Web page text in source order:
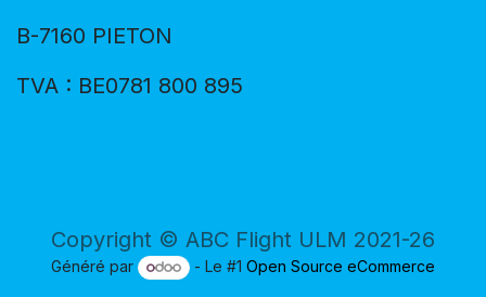
B-7160 PIETON
TVA : BE0781 800 895
Copyright © ABC Flight ULM 2021-26
Généré par - Le #1Open Source eCommerce